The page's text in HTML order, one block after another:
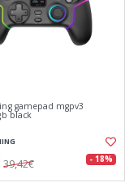
gamepad mgpv3
black
39,42€ - 18%